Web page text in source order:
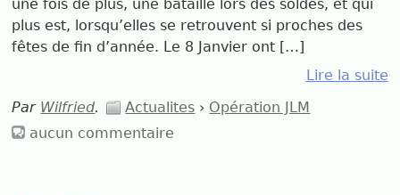
une fois de plus, une bataille lors des soldes, et qui
plus est, lorsqu’elles se retrouvent si proches des
fêtes de fin d’année. Le 8 Janvier ont […]
Lire la suite
Par Wilfried. Actualites › Opération JLM
aucun commentaire